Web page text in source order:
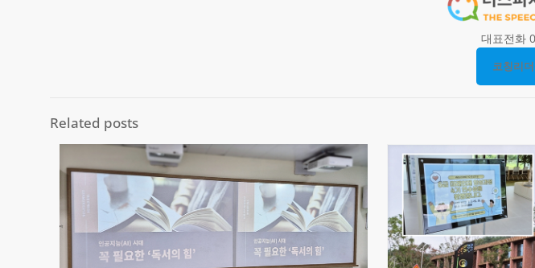
대표전화
코칭리
Related posts